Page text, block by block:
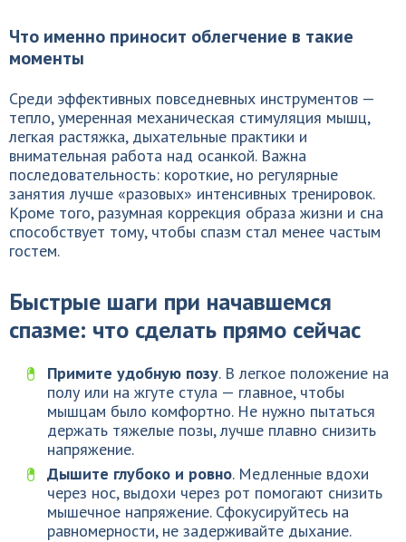
Что именно приносит облегчение в такие
моменты
Среди эффективных повседневных инструментов —
тепло, умеренная механическая стимуляция мышц,
легкая растяжка, дыхательные практики и
внимательная работа над осанкой. Важна
последовательность: короткие, но регулярные
занятия лучше «разовых» интенсивных тренировок.
Кроме того, разумная коррекция образа жизни и сна
способствует тому, чтобы спазм стал менее частым
гостем.
Быстрые шаги при начавшемся
спазме: что сделать прямо сейчас
Примите удобную позу. В легкое положение на
полу или на жгуте стула — главное, чтобы
мышцам было комфортно. Не нужно пытаться
держать тяжелые позы, лучше плавно снизить
напряжение.
Дышите глубоко и ровно. Медленные вдохи
через нос, выдохи через рот помогают снизить
мышечное напряжение. Сфокусируйтесь на
равномерности, не задерживайте дыхание.